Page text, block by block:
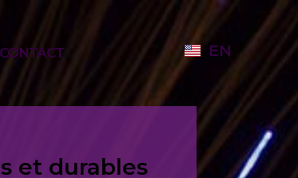
CONTACT EN
et durables